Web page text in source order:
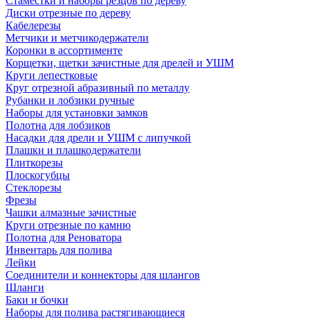
Диски отрезные по дереву
Кабелерезы
Метчики и метчикодержатели
Коронки в ассортименте
Корщетки, щетки зачистные для дрелей и УШМ
Круги лепестковые
Круг отрезной абразивный по металлу
Рубанки и лобзики ручные
Наборы для установки замков
Полотна для лобзиков
Насадки для дрели и УШМ с липучкой
Плашки и плашкодержатели
Плиткорезы
Плоскогубцы
Стеклорезы
Фрезы
Чашки алмазные зачистные
Круги отрезные по камню
Полотна для Реноватора
Инвентарь для полива
Лейки
Соединители и коннекторы для шлангов
Шланги
Баки и бочки
Наборы для полива растягивающиеся